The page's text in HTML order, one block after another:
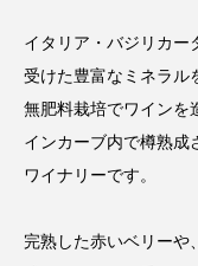
イタリア・バジリカー
受けた豊富なミネラル
無肥料栽培でワインを
インカーブ内で樽熟成
ワイナリーです。
完熟した赤いベリーや